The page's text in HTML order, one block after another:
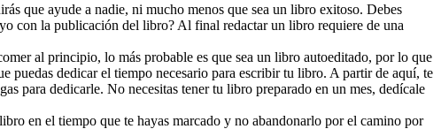
que ayude a nadie, ni mucho menos que sea un libro exitoso. Debes
con la publicación del libro? Al final redactar un libro requiere de una
al principio, lo más probable es que sea un libro autoeditado, por lo que
puedas dedicar el tiempo necesario para escribir tu libro. A partir de aquí, te
para dedicarle. No necesitas tener tu libro preparado en un mes, dedícale
en el tiempo que te hayas marcado y no abandonarlo por el camino por